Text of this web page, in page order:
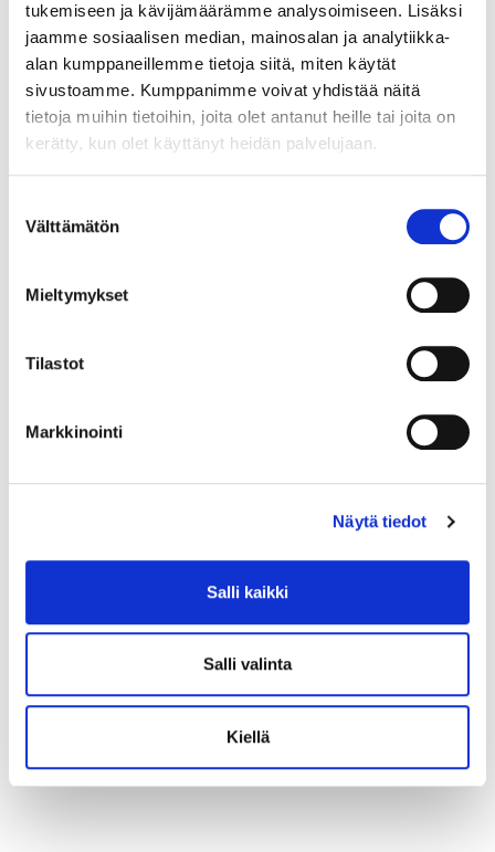
tukemiseen ja kävijämäärämme analysoimiseen. Lisäksi
jaamme sosiaalisen median, mainosalan ja analytiikka-
alan kumppaneillemme tietoja siitä, miten käytät
sivustoamme. Kumppanimme voivat yhdistää näitä
tietoja muihin tietoihin, joita olet antanut heille tai joita on
kerätty, kun olet käyttänyt heidän palvelujaan.
valinta
Välttämätön
Mieltymykset
Tilastot
Markkinointi
Näytä tiedot
Salli kaikki
Salli valinta
Kiellä
Country (*):
I'd like to receive the Vermo newsletter
(*) Information is mandatory